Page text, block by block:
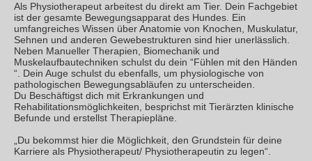
Als Physiotherapeut arbeitest du direkt am Tier. Dein Fachgebiet
ist der gesamte Bewegungsapparat des Hundes. Ein
umfangreiches Wissen über Anatomie von Knochen, Muskulatur,
Sehnen und anderen Gewebestrukturen sind hier unerlässlich.
Neben Manueller Therapien, Biomechanik und
Muskelaufbautechniken schulst du dein “Fühlen mit den Händen
“. Dein Auge schulst du ebenfalls, um physiologische von
pathologischen Bewegungsabläufen zu unterscheiden.
Du Beschäftigst dich mit Erkrankungen und
Rehabilitationsmöglichkeiten, besprichst mit Tierärzten klinische
Befunde und erstellst Therapiepläne.
„Du bekommst hier die Möglichkeit, den Grundstein für deine
Karriere als Physiotherapeut/ Physiotherapeutin zu legen“.